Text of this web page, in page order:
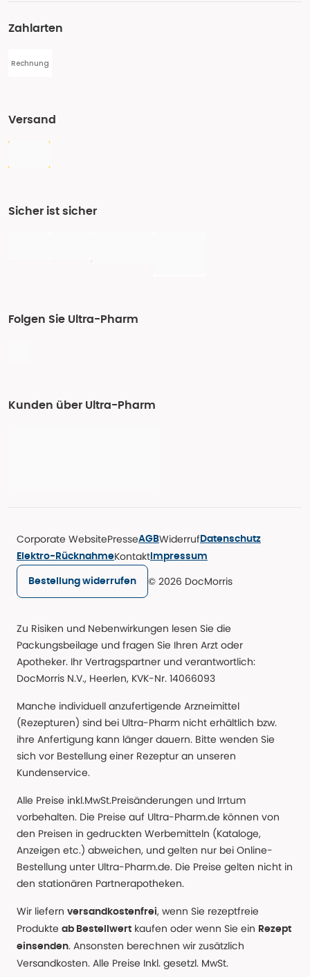
Zahlarten
Rechnung
Versand
Sicher ist sicher
Folgen Sie Ultra-Pharm
Kunden über Ultra-Pharm
Corporate WebsitePresseAGBWiderruf Datenschutz
Elektro-RücknahmeKontakt Impressum
Bestellung widerrufen © 2026 DocMorris
Zu Risiken und Nebenwirkungen lesen Sie die
Packungsbeilage und fragen Sie Ihren Arzt oder
Apotheker. Ihr Vertragspartner und verantwortlich:
DocMorris N.V., Heerlen, KVK-Nr. 14066093
Manche individuell anzufertigende Arzneimittel
(Rezepturen) sind bei Ultra-Pharm nicht erhältlich bzw.
ihre Anfertigung kann länger dauern. Bitte wenden Sie
sich vor Bestellung einer Rezeptur an unseren
Kundenservice.
Alle Preise inkl.MwSt.Preisänderungen und Irrtum
vorbehalten. Die Preise auf Ultra-Pharm.de können von
den Preisen in gedruckten Werbemitteln (Kataloge,
Anzeigen etc.) abweichen, und gelten nur bei Online-
Bestellung unter Ultra-Pharm.de. Die Preise gelten nicht in
den stationären Partnerapotheken.
Wir liefern versandkostenfrei, wenn Sie rezeptfreie
Produkte ab Bestellwert kaufen oder wenn Sie ein Rezept
einsenden. Ansonsten berechnen wir zusätzlich
Versandkosten. Alle Preise Inkl. gesetzl. MwSt.